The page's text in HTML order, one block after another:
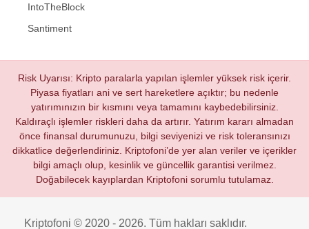
IntoTheBlock
Santiment
Risk Uyarısı: Kripto paralarla yapılan işlemler yüksek risk içerir.
Piyasa fiyatları ani ve sert hareketlere açıktır; bu nedenle
yatırımınızın bir kısmını veya tamamını kaybedebilirsiniz.
Kaldıraçlı işlemler riskleri daha da artırır. Yatırım kararı almadan
önce finansal durumunuzu, bilgi seviyenizi ve risk toleransınızı
dikkatlice değerlendiriniz. Kriptofoni’de yer alan veriler ve içerikler
bilgi amaçlı olup, kesinlik ve güncellik garantisi verilmez.
Doğabilecek kayıplardan Kriptofoni sorumlu tutulamaz.
Kriptofoni © 2020 - 2026. Tüm hakları saklıdır.